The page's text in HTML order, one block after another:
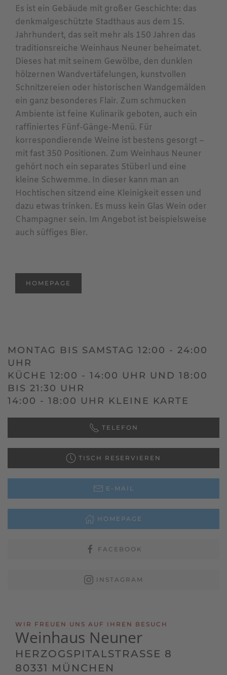
Es ist ein Gebäude mit großer Geschichte: das
denkmalgeschützte Stadthaus aus dem 15.
Jahrhundert, das seit mehr als 150 Jahren das
traditionsreiche Weinhaus Neuner beheimatet.
Dieses hat mit seinem Gewölbe, den dunklen
hölzernen Wandvertäfelungen, kunstvollen
Schnitzereien oder historischen Wandgemälden
ein ganz besonderes Flair. Zum schmucken
Ambiente ist feine Kulinarik geboten, auch ein
raffiniertes Fünf-Gänge-Menü. Für
korrespondierende Weine ist bestens gesorgt –
mit fast 350 Positionen. Zum Weinhaus Neuner
gehört noch ein separates Stüberl und eine
kleine Schwemme. In dieser kann man an
Hochtischen sitzend eine Kleinigkeit essen und
dazu etwas trinken. Es muss kein Glas Wein oder
Champagner sein. Im Angebot ist beispielsweise
auch süffiges Bier.
HOMEPAGE
MONTAG BIS SAMSTAG 12:00 - 24:00
UHR
KÜCHE 12:00 - 14:00 UHR UND 18:00
BIS 21:30 UHR
14:00 - 18:00 UHR KLEINE KARTE
TELEFON
TISCH RESERVIEREN
E-MAIL
HOMEPAGE
FACEBOOK
INSTAGRAM
WIR FREUEN UNS AUF IHREN BESUCH
Weinhaus Neuner
HERZOGSPITALSTRASSE 8
80331 MÜNCHEN